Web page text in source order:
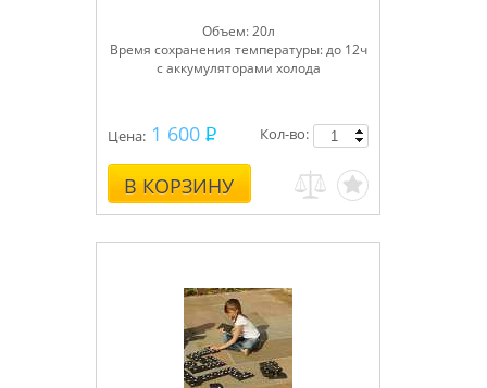
Объем: 20л
Время сохранения температуры: до 12ч
с аккумуляторами холода
Цена: 1 600
В КОРЗИНУ
Кол-во: